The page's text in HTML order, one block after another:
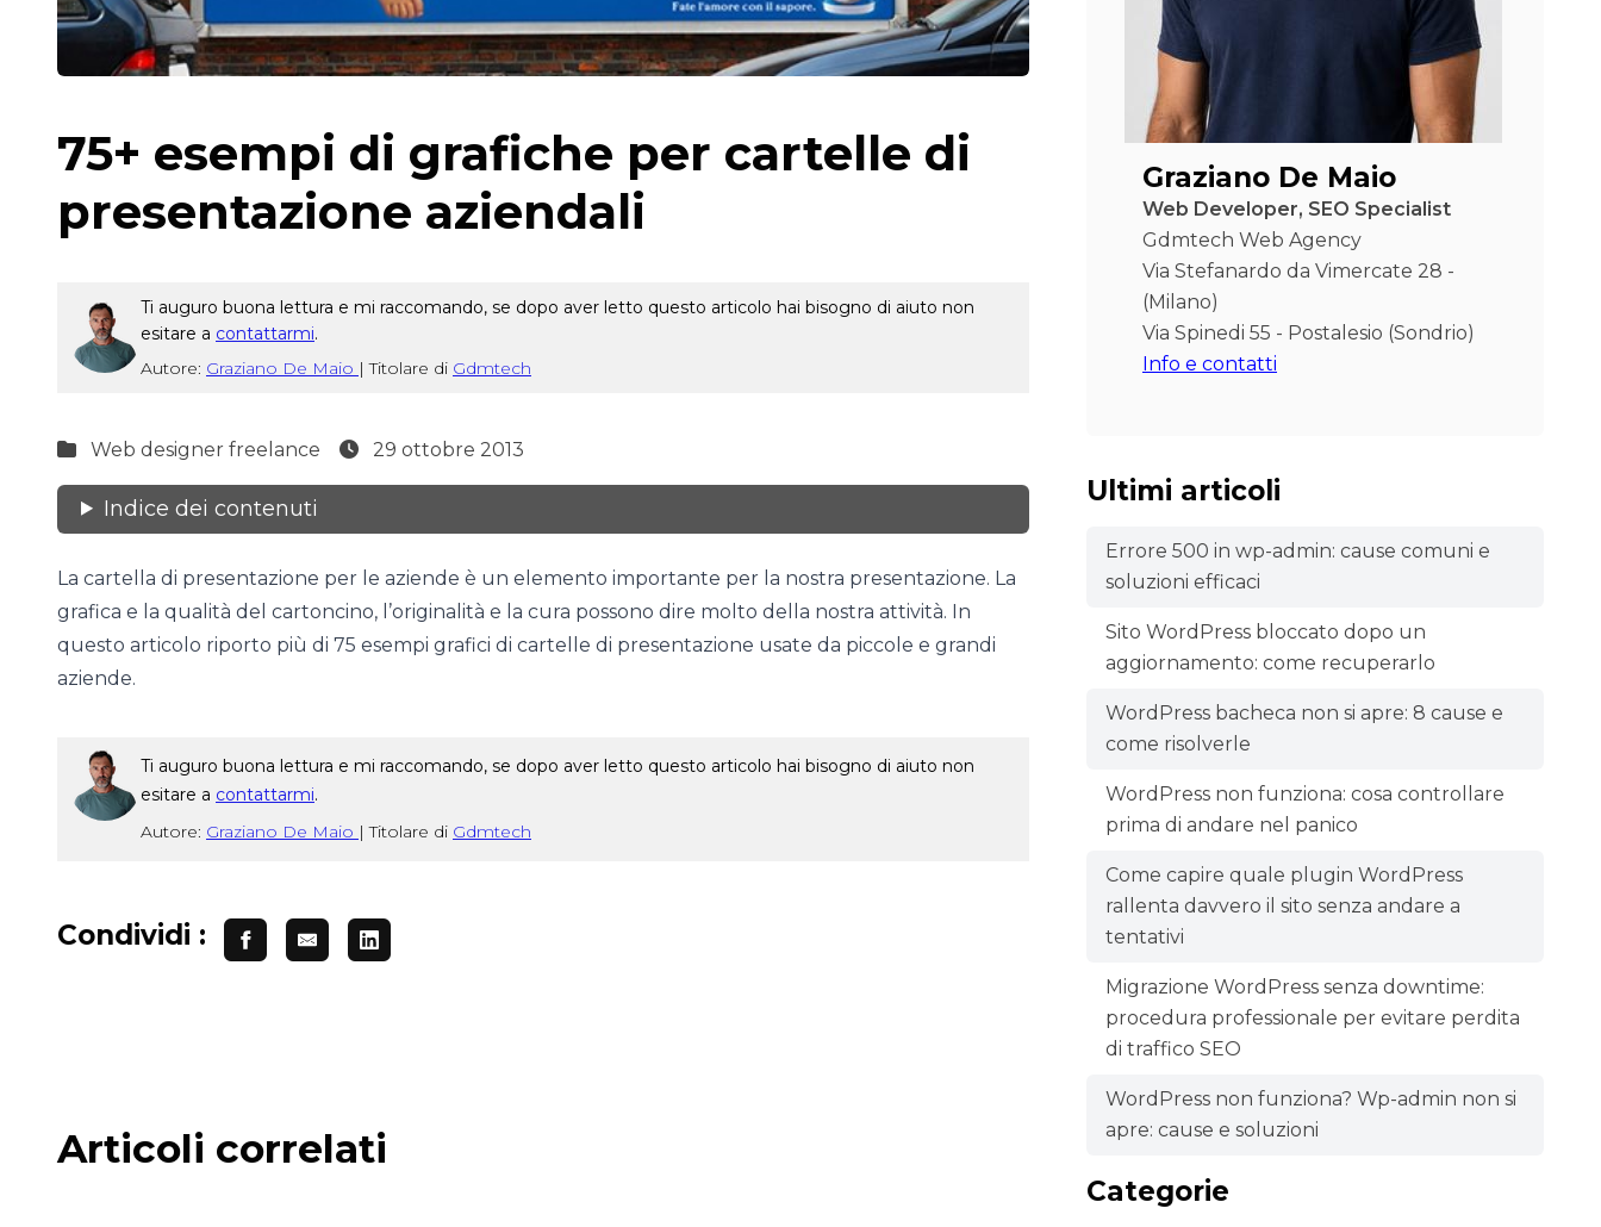
75+ esempi di grafiche per cartelle di
presentazione aziendali
Ti auguro buona lettura e mi raccomando, se dopo aver letto questo articolo hai bisogno di aiuto non
esitare a contattarmi.
Autore: Graziano De Maio | Titolare di Gdmtech
Web designer freelance 29 ottobre 2013
Indice dei contenuti
La cartella di presentazione per le aziende è un elemento importante per la nostra presentazione. La
grafica e la qualità del cartoncino, l’originalità e la cura possono dire molto della nostra attività. In
questo articolo riporto più di 75 esempi grafici di cartelle di presentazione usate da piccole e grandi
aziende.
Ti auguro buona lettura e mi raccomando, se dopo aver letto questo articolo hai bisogno di aiuto non
esitare a contattarmi.
Autore: Graziano De Maio | Titolare di Gdmtech
Condividi :
Articoli correlati
Graziano De Maio
Web Developer, SEO Specialist
Gdmtech Web Agency
Via Stefanardo da Vimercate 28 -
(Milano)
Via Spinedi 55 - Postalesio (Sondrio)
Info e contatti
Ultimi articoli
Errore 500 in wp-admin: cause comuni e
soluzioni efficaci
Sito WordPress bloccato dopo un
aggiornamento: come recuperarlo
WordPress bacheca non si apre: 8 cause e
come risolverle
WordPress non funziona: cosa controllare
prima di andare nel panico
Come capire quale plugin WordPress
rallenta davvero il sito senza andare a
tentativi
Migrazione WordPress senza downtime:
procedura professionale per evitare perdita
di traffico SEO
WordPress non funziona? Wp-admin non si
apre: cause e soluzioni
Categorie